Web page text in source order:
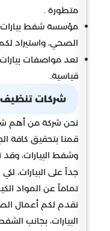
متطورة .
مؤسسة شفط بيارات
الصحي، واستيراد
تعد مواصفات
قياسية.
شركات تنظيف
نحن شركة من أهم
قمنا بتحقيق كافة
وشفط البيارات،
جداً على البيارات،
تماماً عن المواد
نقدم لكم أعمال
البيارات، بجانب